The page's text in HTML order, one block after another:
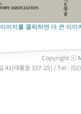
이미지를 클릭하면 더 큰 이미